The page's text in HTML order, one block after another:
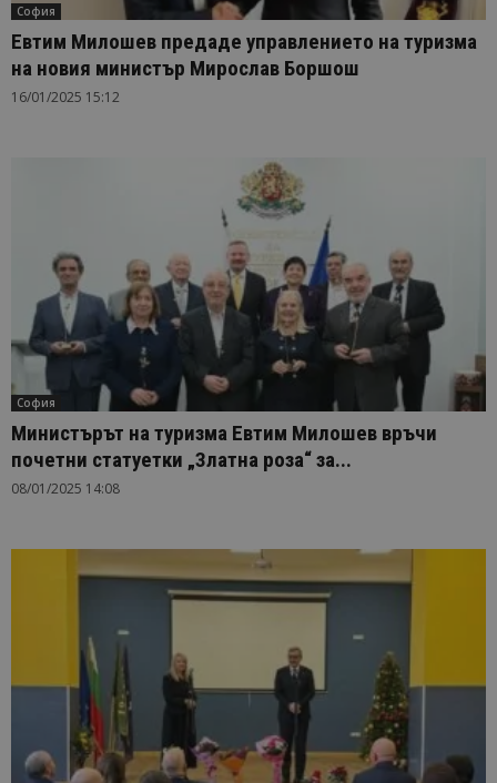
София
Евтим Милошев предаде управлението на туризма
на новия министър Мирослав Боршош
16/01/2025 15:12
София
Министърът на туризма Евтим Милошев връчи
почетни статуетки „Златна роза“ за...
08/01/2025 14:08